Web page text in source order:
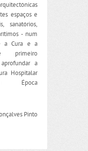
espaços e
sanatórios,
- num
a Cura e a
primeiro
a
Hospitalar
Época
Pinto